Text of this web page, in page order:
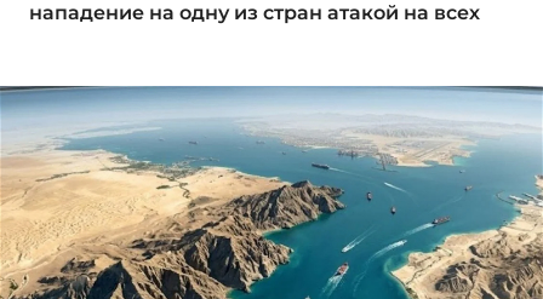
нападение на одну из стран атакой на всех